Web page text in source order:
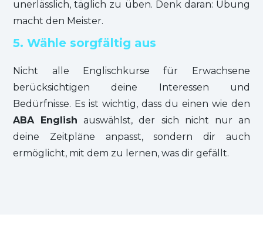
unerlässlich, täglich zu üben. Denk daran: Übung
macht den Meister.
5. Wähle sorgfältig aus
Nicht alle Englischkurse für Erwachsene
berücksichtigen deine Interessen und
Bedürfnisse. Es ist wichtig, dass du einen wie den
ABA English auswählst, der sich nicht nur an
deine Zeitpläne anpasst, sondern dir auch
ermöglicht, mit dem zu lernen, was dir gefällt.